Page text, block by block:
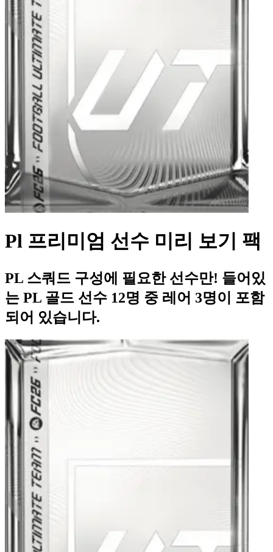
Pl 프리미엄 선수 미리 보기 팩
PL 스쿼드 구성에 필요한 선수만! 들어있
는 PL 골드 선수 12명 중 레어 3명이 포함
되어 있습니다.